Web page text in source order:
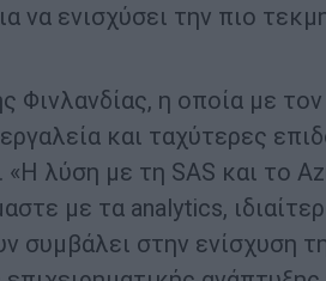
να ενισχύσει την πιο
Φινλανδίας, η οποία με
και ταχύτερες
λύση με τη SAS και το
με τα analytics,
συμβάλει στην ενίσχυση